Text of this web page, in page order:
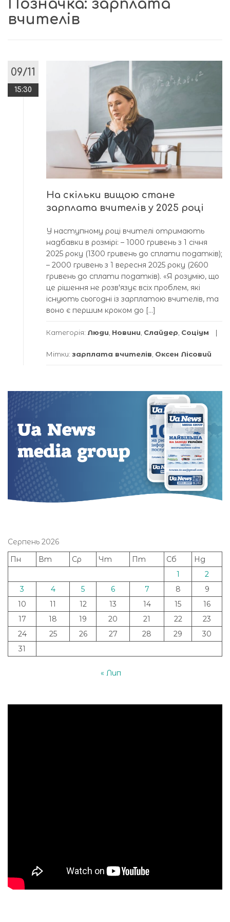
Позначка: зарплата
вчителів
09/11
15:30
На скільки вищою стане
зарплата вчителів у 2025 році
У наступному році вчителі отримають
надбавки в розмірі: – 1000 гривень з 1 січня
2025 року (1300 гривень до сплати податків);
– 2000 гривень з 1 вересня 2025 року (2600
гривень до сплати податків). «Я розумію, що
це рішення не розвʼязує всіх проблем, які
існують сьогодні із зарплатою вчителів, та
воно є першим кроком до […]
Категорія: Люди, Новини, Слайдер, Соціум
Мітки: зарплата вчителів, Оксен Лісовий
Серпень 2026
Пн
Вт Ср Чт Пт Сб
Нд
1
2
3
4 5 6 7 8
9
10
11 12 13 14 15
16
17
18 19 20 21 22
23
24
25 26 27 28 29
30
31
« Лип